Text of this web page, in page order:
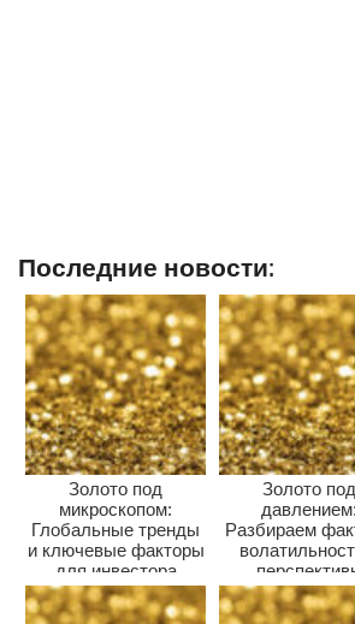
Последние новости:
Золото под
микроскопом:
Глобальные тренды
и ключевые факторы
для инвестора
Золото под
давлением:
Разбираем
драгметалла